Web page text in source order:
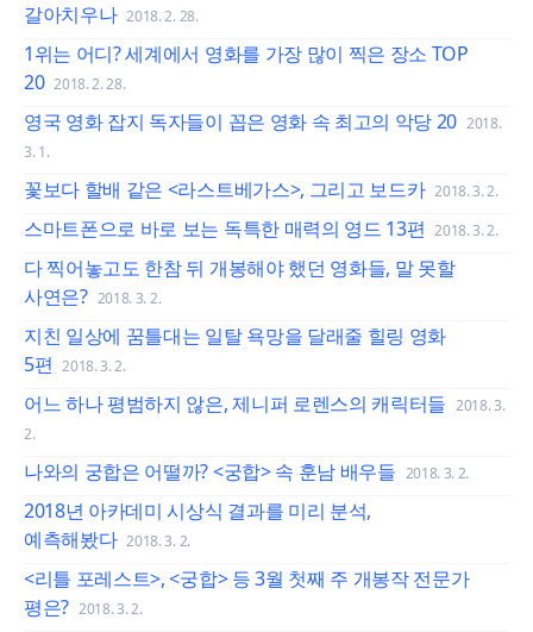
갈아치우나 2018. 2. 28.
1위는 어디? 세계에서 영화를 가장 많이 찍은 장소 TOP
20 2018. 2. 28.
영국 영화 잡지 독자들이 꼽은 영화 속 최고의 악당 20 2018.
3. 1.
꽃보다 할배 같은 <라스트베가스>, 그리고 보드카 2018. 3. 2.
스마트폰으로 바로 보는 독특한 매력의 영드 13편 2018. 3. 2.
다 찍어놓고도 한참 뒤 개봉해야 했던 영화들, 말 못할
사연은? 2018. 3. 2.
지친 일상에 꿈틀대는 일탈 욕망을 달래줄 힐링 영화
5편 2018. 3. 2.
어느 하나 평범하지 않은, 제니퍼 로렌스의 캐릭터들 2018. 3.
2.
나와의 궁합은 어떨까? <궁합> 속 훈남 배우들 2018. 3. 2.
2018년 아카데미 시상식 결과를 미리 분석,
예측해봤다 2018. 3. 2.
<리틀 포레스트>, <궁합> 등 3월 첫째 주 개봉작 전문가
평은? 2018. 3. 2.